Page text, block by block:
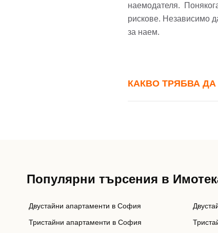
наемодателя.
рискове. Независимо
за наем.
КАКВО ТРЯБВА
Популярни търсения в
Двустайни апартаменти в София
Тристайни апартаменти в София